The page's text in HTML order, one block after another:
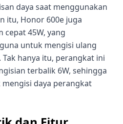
daya saat menggunakan
itu, Honor 600e juga
45W, yang
untuk mengisi ulang
hanya itu, perangkat ini
terbalik 6W, sehingga
daya perangkat